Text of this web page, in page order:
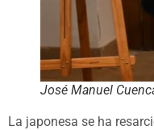
José Manuel
La japonesa se ha